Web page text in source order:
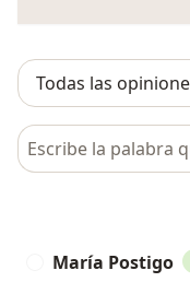
Busca en opiniones
María Postigo